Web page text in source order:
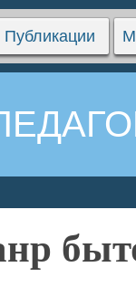
Публикации